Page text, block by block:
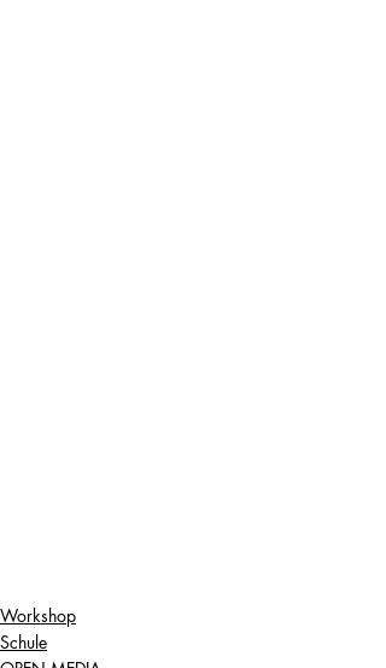
Workshop
Schule